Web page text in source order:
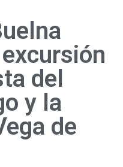
del
y la
de